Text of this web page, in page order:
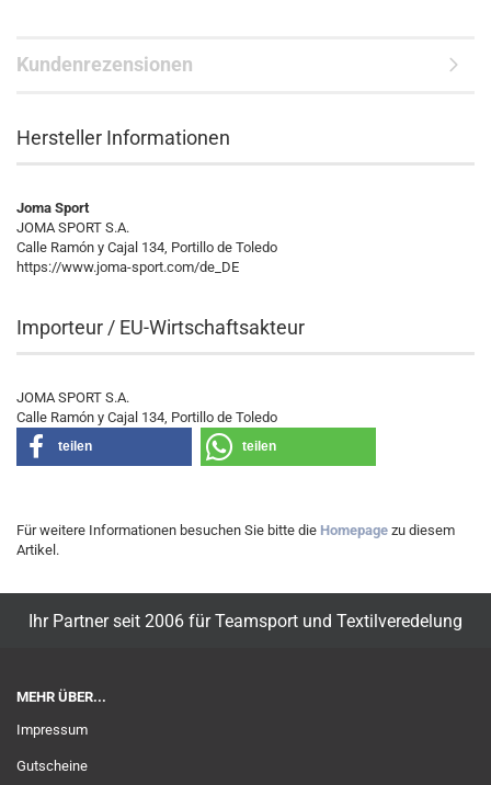
Kundenrezensionen
Hersteller Informationen
Joma Sport
JOMA SPORT S.A.
Calle Ramón y Cajal 134, Portillo de Toledo
https://www.joma-sport.com/de_DE
Importeur / EU-Wirtschaftsakteur
JOMA SPORT S.A.
Calle Ramón y Cajal 134, Portillo de Toledo
teilen teilen
Für weitere Informationen besuchen Sie bitte die Homepage zu diesem
Artikel.
Ihr Partner seit 2006 für Teamsport und Textilveredelung
MEHR ÜBER...
Impressum
Gutscheine